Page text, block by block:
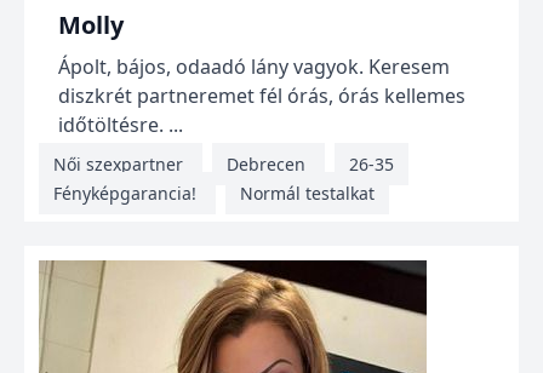
Molly
Ápolt, bájos, odaadó lány vagyok. Keresem
diszkrét partneremet fél órás, órás kellemes
időtöltésre. ...
Női szexpartner Debrecen
26-35
Fényképgarancia!
Normál testalkat